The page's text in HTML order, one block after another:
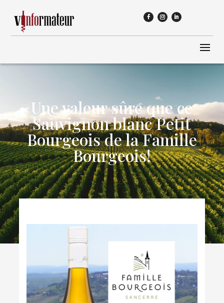
Une valeur sûre que ce
Sauvignon blanc Petit
Bourgeois de la Famille
Bourgeois!